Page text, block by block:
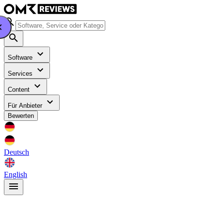
Software
Services
Content
Für Anbieter
Bewerten
Deutsch
English